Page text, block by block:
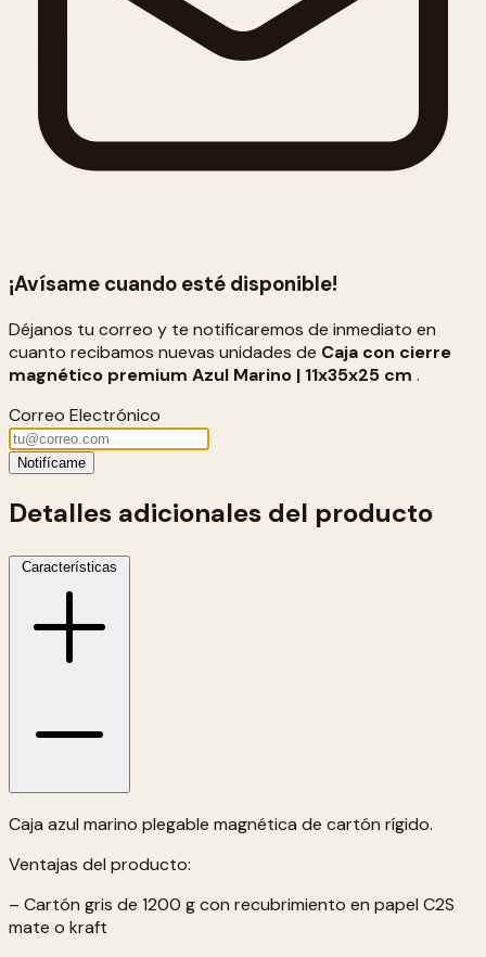
¡Avísame cuando esté disponible!
Déjanos tu correo y te notificaremos de inmediato en
cuanto recibamos nuevas unidades de Caja con cierre
magnético premium Azul Marino | 11x35x25 cm .
Correo Electrónico
Notifícame
Detalles adicionales del producto
Características
Caja azul marino plegable magnética de cartón rígido.
Ventajas del producto:
– Cartón gris de 1200 g con recubrimiento en papel C2S
mate o kraft